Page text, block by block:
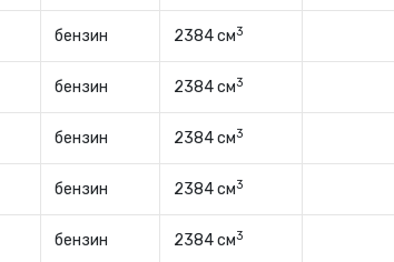
бензин 2384 см3
бензин 2384 см3
бензин 2384 см3
бензин 2384 см3
бензин 2384 см3